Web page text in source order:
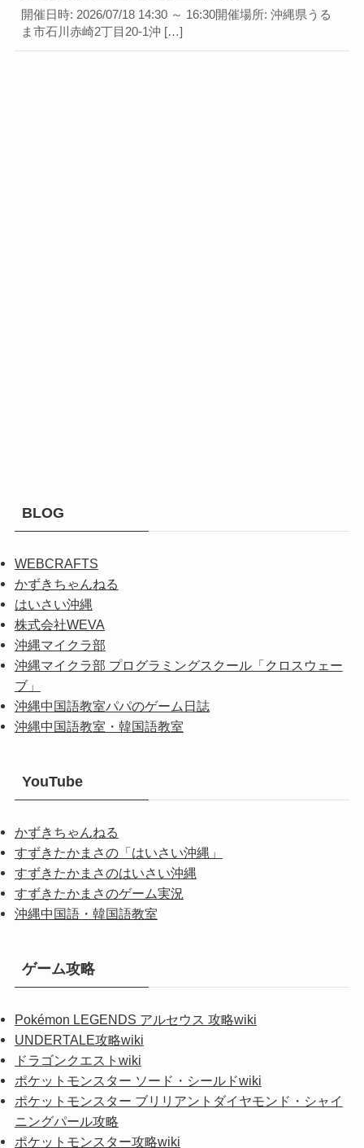
開催日時: 2026/07/18 14:30 ～ 16:30開催場所: 沖縄県うる
ま市石川赤崎2丁目20-1沖 […]
BLOG
WEBCRAFTS
かずきちゃんねる
はいさい沖縄
株式会社WEVA
沖縄マイクラ部
沖縄マイクラ部 プログラミングスクール「クロスウェー
ブ」
沖縄中国語教室パパのゲーム日誌
沖縄中国語教室・韓国語教室
YouTube
かずきちゃんねる
すずきたかまさの「はいさい沖縄」
すずきたかまさのはいさい沖縄
すずきたかまさのゲーム実況
沖縄中国語・韓国語教室
ゲーム攻略
Pokémon LEGENDS アルセウス 攻略wiki
UNDERTALE攻略wiki
ドラゴンクエストwiki
ポケットモンスター ソード・シールドwiki
ポケットモンスター ブリリアントダイヤモンド・シャイ
ニングパール攻略
ポケットモンスター攻略wiki